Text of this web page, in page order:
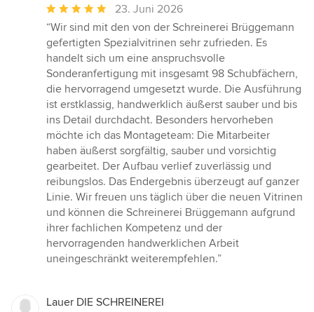
Durchschnittliche
Bewertung:
5
von
5
Sternen
23. Juni 2026
“Wir sind mit den von der Schreinerei Brüggemann
gefertigten Spezialvitrinen sehr zufrieden. Es
handelt sich um eine anspruchsvolle
Sonderanfertigung mit insgesamt 98 Schubfächern,
die hervorragend umgesetzt wurde. Die Ausführung
ist erstklassig, handwerklich äußerst sauber und bis
ins Detail durchdacht. Besonders hervorheben
möchte ich das Montageteam: Die Mitarbeiter
haben äußerst sorgfältig, sauber und vorsichtig
gearbeitet. Der Aufbau verlief zuverlässig und
reibungslos. Das Endergebnis überzeugt auf ganzer
Linie. Wir freuen uns täglich über die neuen Vitrinen
und können die Schreinerei Brüggemann aufgrund
ihrer fachlichen Kompetenz und der
hervorragenden handwerklichen Arbeit
uneingeschränkt weiterempfehlen.”
Lauer DIE SCHREINEREI